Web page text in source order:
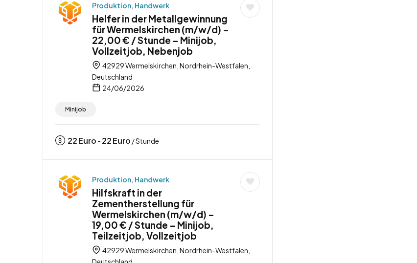
Produktion, Handwerk
Helfer in der Metallgewinnung
für Wermelskirchen (m/w/d) –
22,00 € / Stunde – Minijob,
Vollzeitjob, Nebenjob
42929 Wermelskirchen, Nordrhein-Westfalen,
Deutschland
24/06/2026
Minijob
22Euro - 22Euro / Stunde
Produktion, Handwerk
Hilfskraft in der
Zementherstellung für
Wermelskirchen (m/w/d) –
19,00 € / Stunde – Minijob,
Teilzeitjob, Vollzeitjob
42929 Wermelskirchen, Nordrhein-Westfalen,